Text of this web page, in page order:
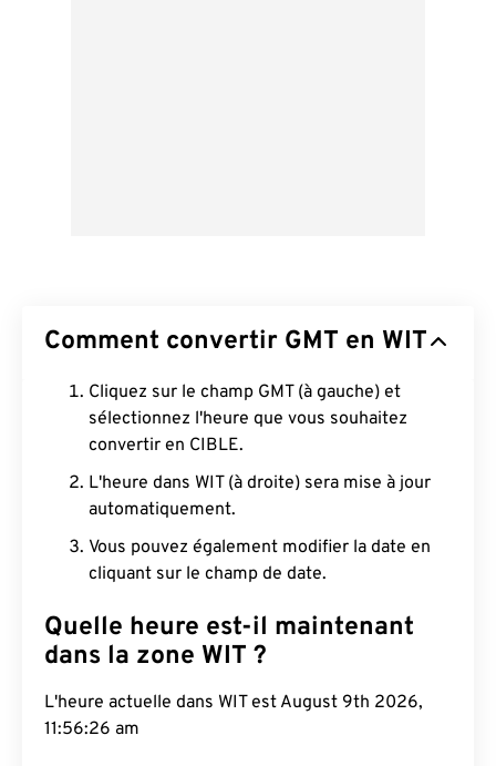
Comment convertir GMT en WIT
Cliquez sur le champ GMT (à gauche) et
sélectionnez l'heure que vous souhaitez
convertir en CIBLE.
L'heure dans WIT (à droite) sera mise à jour
automatiquement.
Vous pouvez également modifier la date en
cliquant sur le champ de date.
Quelle heure est-il maintenant
dans la zone WIT ?
L'heure actuelle dans WIT est August 9th 2026,
11:56:27 am